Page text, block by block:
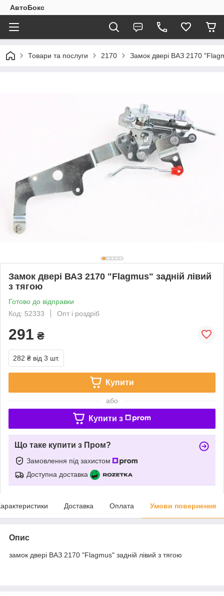
АвтоБокс
Товари та послуги 2170 Замок двері ВАЗ 2170
Замок двері ВАЗ 2170 "Flagmus" задній лівий
з тягою
Готово до відправки
Код: 52333
Опт і роздріб
291 ₴
282 ₴ від 3 шт.
Купити
або
Купити з
Що таке купити з Пром?
Замовлення під захистом
Доступна доставка
Доставка Оплата Умови повернення
Опис
замок двері ВАЗ 2170 "Flagmus" задній лівий з тягою